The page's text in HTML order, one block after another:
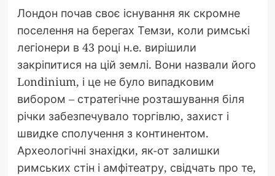
Лондон почав своє існування як скромне
поселення на берегах Темзи, коли римські
легіонери в 43 році н.е. вирішили
закріпитися на цій землі. Вони назвали його
Londinium, і це не було випадковим
вибором – стратегічне розташування біля
річки забезпечувало торгівлю, захист і
швидке сполучення з континентом.
Археологічні знахідки, як-от залишки
римських стін і амфітеатру, свідчать про те,